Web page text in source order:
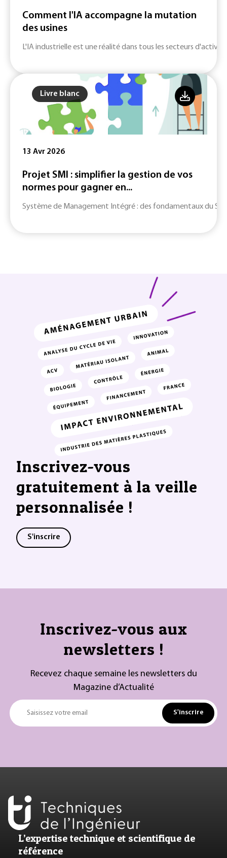
Comment l'IA accompagne la mutation
des usines
L'IA industrielle est une réalité dans tous les secteurs
Livre blanc
13 Avr 2026
Projet SMI : simplifier la gestion de vos
normes pour gagner en...
Système de Management Intégré : des fondamentaux du
Inscrivez-vous
gratuitement à la veille
personnalisée !
S'inscrire
Inscrivez-vous aux
newsletters !
Recevez chaque semaine les newsletters du
Magazine d’Actualité
Saisissez votre email S'inscrire
L’expertise technique et scientifique de
référence